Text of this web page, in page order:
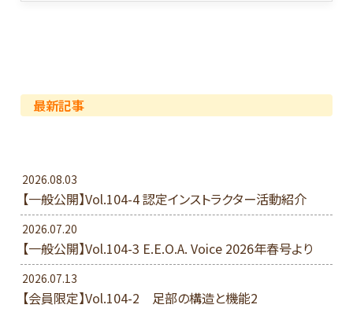
最新記事
2026.08.03
【一般公開】Vol.104-4 認定インストラクター活動紹介
2026.07.20
【一般公開】Vol.104-3 E.E.O.A. Voice 2026年春号より
2026.07.13
【会員限定】Vol.104-2 足部の構造と機能2